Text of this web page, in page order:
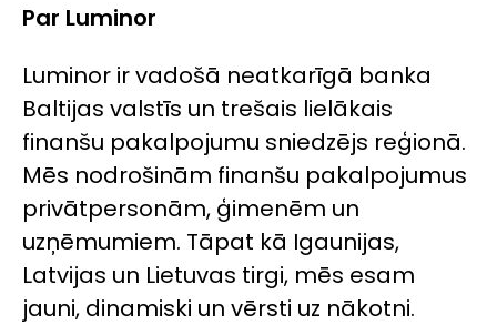
Par Luminor
Luminor ir vadošā neatkarīgā banka
Baltijas valstīs un trešais lielākais
finanšu pakalpojumu sniedzējs reģionā.
Mēs nodrošinām finanšu pakalpojumus
privātpersonām, ģimenēm un
uzņēmumiem. Tāpat kā Igaunijas,
Latvijas un Lietuvas tirgi, mēs esam
jauni, dinamiski un vērsti uz nākotni.